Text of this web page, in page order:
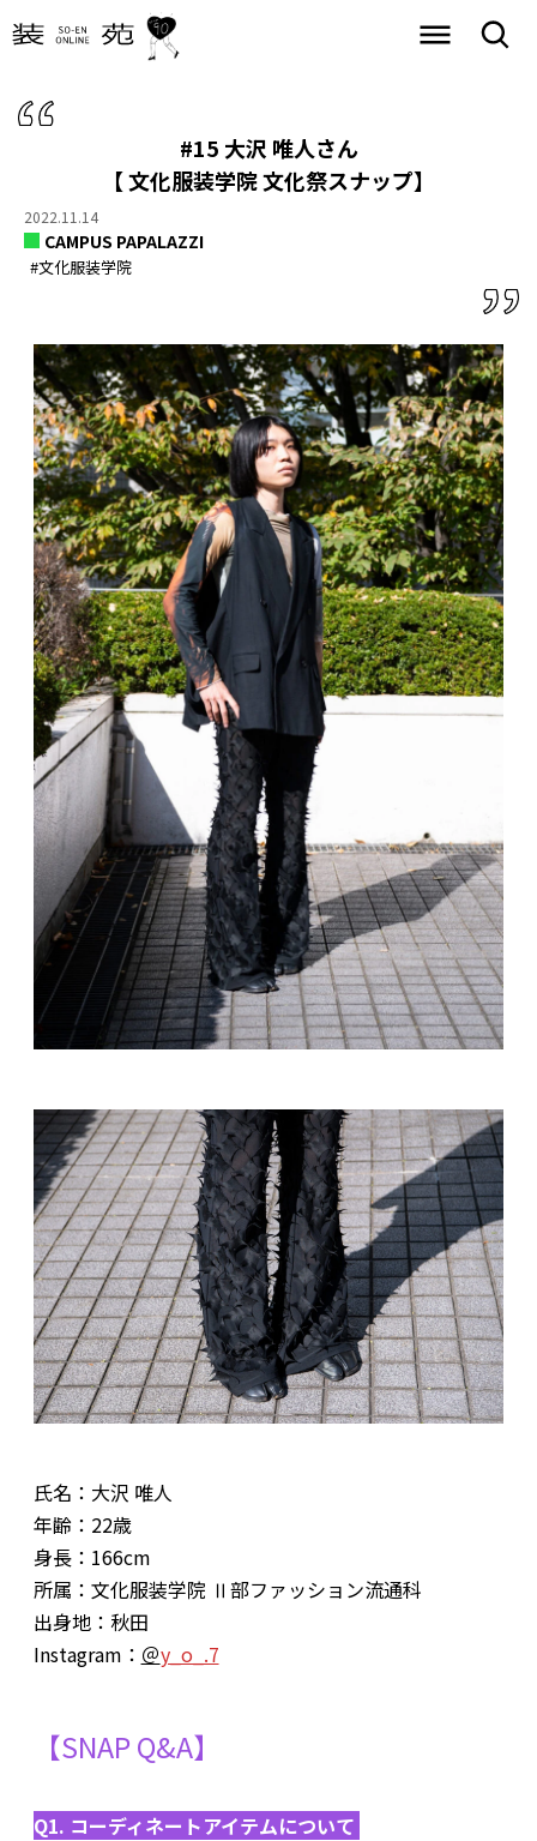
#15 大沢 唯人さん
【 文化服装学院 文化祭スナップ】
2022.11.14
CAMPUS PAPALAZZI
#文化服装学院
氏名：大沢 唯人
年齢：22歳
身長：166cm
所属：文化服装学院 Ⅱ部ファッション流通科
出身地：秋田
Instagram： ＠y_o_.7
【SNAP Q&A】
Q1. コーディネートアイテムについて